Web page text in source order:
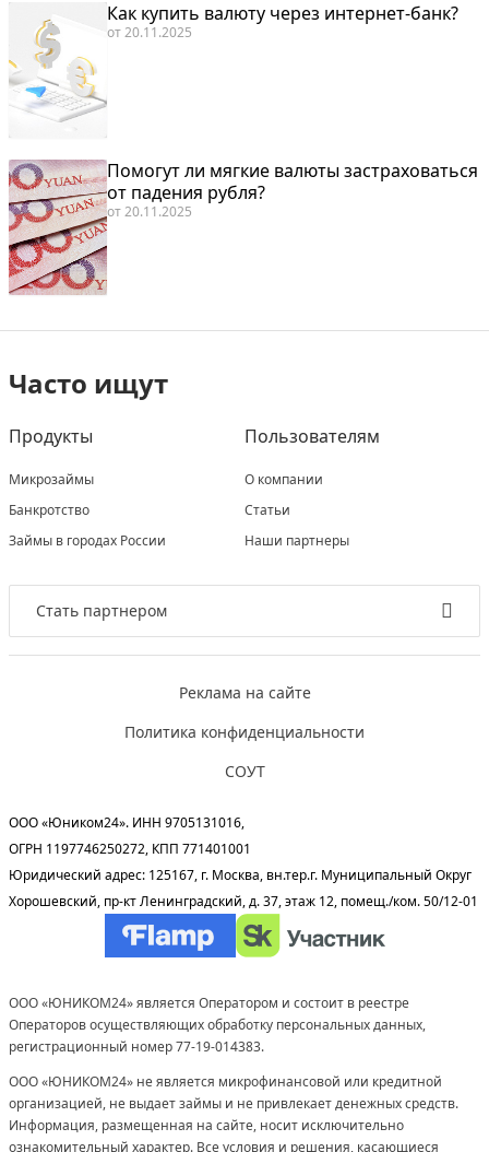
Как купить валюту через интернет-банк?
от20.11.2025
Помогут ли мягкие валюты застраховаться
от падения рубля?
от20.11.2025
Часто ищут
Продукты
Микрозаймы
Банкротство
Займы в городах России
Пользователям
О компании
Статьи
Наши партнеры
Стать партнером
Реклама на сайте
Политика конфиденциальности
СОУТ
ООО «Юником24». ИНН 9705131016,
ОГРН 1197746250272, КПП 771401001
Юридический адрес: 125167, г. Москва, вн.тер.г. Муниципальный Округ
Хорошевский, пр-кт Ленинградский, д. 37, этаж 12, помещ./ком. 50/12-01
ООО «ЮНИКОМ24» является Оператором и состоит в реестре
Операторов осуществляющих обработку персональных данных,
регистрационный номер 77-19-014383.
ООО «ЮНИКОМ24» не является микрофинансовой или кредитной
организацией, не выдает займы и не привлекает денежных средств.
Информация, размещенная на сайте, носит исключительно
ознакомительный характер. Все условия и решения, касающиеся